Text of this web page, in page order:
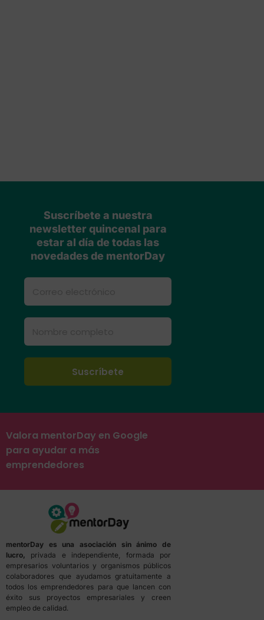
Suscríbete a nuestra
newsletter quincenal para
estar al día de todas las
novedades de mentorDay
Valora mentorDay en Google
para ayudar a más
emprendedores
mentorDay es una asociación sin ánimo de
lucro, privada e independiente, formada por
empresarios voluntarios y organismos públicos
colaboradores que ayudamos gratuitamente a
todos los emprendedores para que lancen con
éxito sus proyectos empresariales y creen
empleo de calidad.